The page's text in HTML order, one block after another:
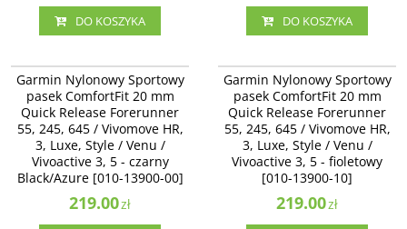
DO KOSZYKA DO KOSZYKA
Garmin Nylonowy Sportowy pasek
ComfortFit 20 mm Quick Release
Forerunner 55, 245, 645 /
Vivomove HR, 3, Luxe, Style / Venu
/ Vivoactive 3, 5 - czarny
Black/Azure [010-13900-00]
Garmin Nylonowy Sportowy
pasek ComfortFit 20 mm
Quick Release Forerunner
55, 245, 645 / Vivomove HR,
3, Luxe, Style / Venu /
Vivoactive 3, 5 - czarny
Black/Azure [010-13900-00]
219.00zł
Garmin Nylonowy Sportowy pasek
ComfortFit 20 mm Quick Release
Forerunner 55, 245, 645 /
Vivomove HR, 3, Luxe, Style / Venu
/ Vivoactive 3, 5 - fioletowy [010-
13900-10]
Garmin Nylonowy Sportowy
pasek ComfortFit 20 mm
Quick Release Forerunner
55, 245, 645 / Vivomove HR,
3, Luxe, Style / Venu /
Vivoactive 3, 5 - fioletowy
[010-13900-10]
219.00zł